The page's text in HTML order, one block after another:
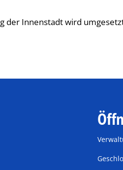
der Innenstadt wird